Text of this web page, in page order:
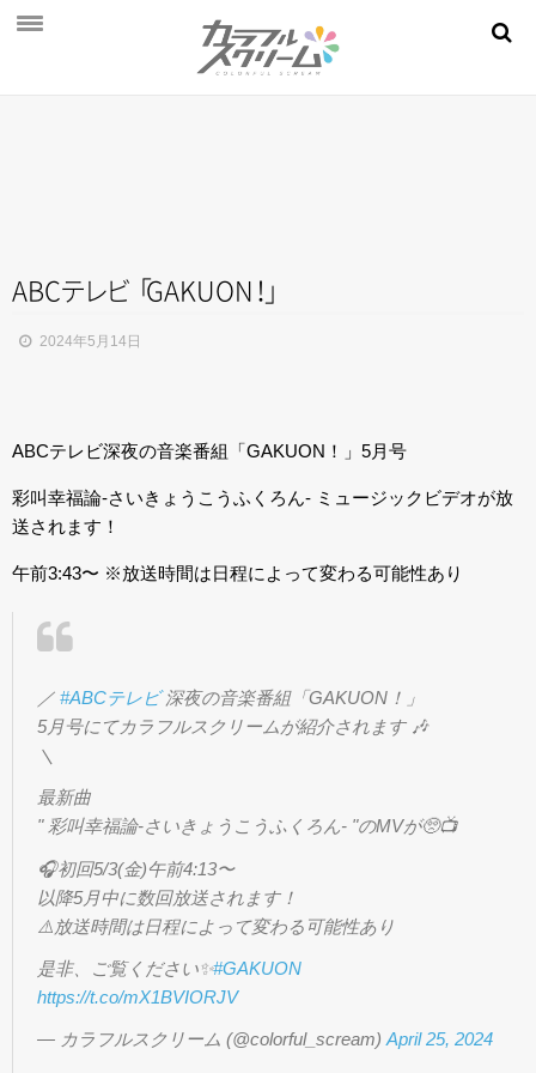
MOVIE
AUDITION
ABCテレビ「GAKUON！ 」
2024年5月14日
ABCテレビ深夜の音楽番組「GAKUON！」5月号
彩叫幸福論-さいきょうこうふくろん- ミュージックビデオが放
送されます！
午前3:43〜 ※放送時間は日程によって変わる可能性あり
／ #ABCテレビ深夜の音楽番組「GAKUON！」
5月号にてカラフルスクリームが紹介されます 🎶
＼
最新曲
" 彩叫幸福論-さいきょうこうふくろん- "のMVが🥺📺
🎧初回5/3(金)午前4:13〜
以降5月中に数回放送されます！
⚠️放送時間は日程によって変わる可能性あり
是非、ご覧ください✨#GAKUON
https://t.co/mX1BVIORJV
— カラフルスクリーム (@colorful_scream) April 25, 2024